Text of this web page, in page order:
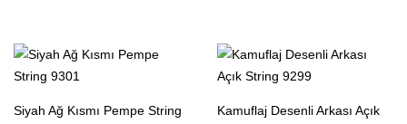
Siyah Ağ Kısmı Pempe String
Kamuflaj Desenli Arkası Açık